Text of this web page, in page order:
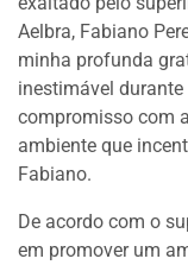
Aelbra, Fabiano
minha profunda
inestimável
compromisso com
ambiente que
Fabiano.
De acordo com o
em promover um